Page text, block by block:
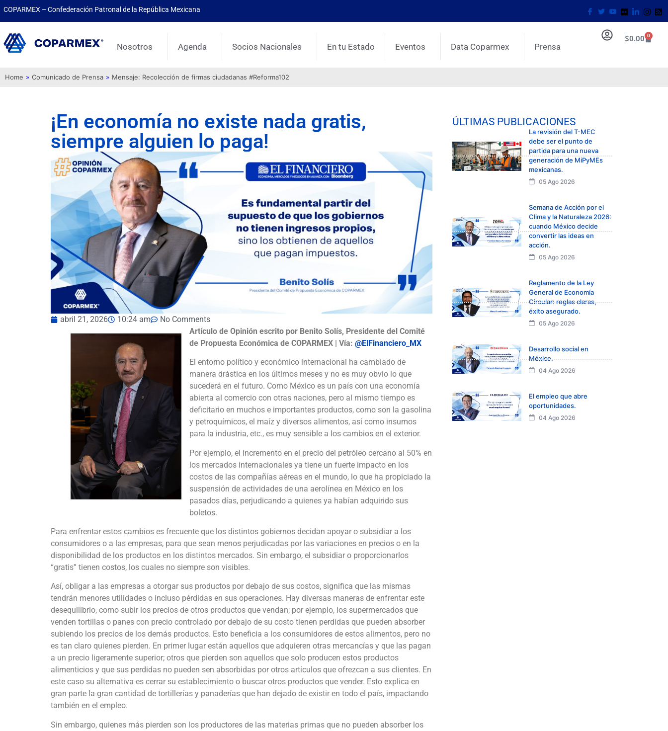
COPARMEX – Confederación Patronal de la República Mexicana
Nosotros Agenda Socios Nacionales En tu Estado Eventos Data Coparmex Prensa
$0.00 0
Home » Comunicado de Prensa » Mensaje: Recolección de firmas ciudadanas #Reforma102
¡En economía no existe nada gratis,
siempre alguien lo paga!
abril 21, 2026 10:24 am
No Comments
Artículo de Opinión escrito por Benito Solís, Presidente del Comité
de Propuesta Económica de COPARMEX | Vía: @ElFinanciero_MX
El entorno político y económico internacional ha cambiado de
manera drástica en los últimos meses y no es muy obvio lo que
sucederá en el futuro. Como México es un país con una economía
abierta al comercio con otras naciones, pero al mismo tiempo es
deficitario en muchos e importantes productos, como son la gasolina
y petroquímicos, el maíz y diversos alimentos, así como insumos
para la industria, etc., es muy sensible a los cambios en el exterior.
Por ejemplo, el incremento en el precio del petróleo cercano al 50% en
los mercados internacionales ya tiene un fuerte impacto en los
costos de las compañías aéreas en el mundo, lo que ha propiciado la
suspensión de actividades de una aerolínea en México en los
pasados días, perjudicando a quienes ya habían adquirido sus
boletos.
Para enfrentar estos cambios es frecuente que los distintos gobiernos decidan apoyar o subsidiar a los
consumidores o a las empresas, para que sean menos perjudicadas por las variaciones en precios o en la
disponibilidad de los productos en los distintos mercados. Sin embargo, el subsidiar o proporcionarlos
“gratis” tienen costos, los cuales no siempre son visibles.
Así, obligar a las empresas a otorgar sus productos por debajo de sus costos, significa que las mismas
tendrán menores utilidades o incluso pérdidas en sus operaciones. Hay diversas maneras de enfrentar este
desequilibrio, como subir los precios de otros productos que vendan; por ejemplo, los supermercados que
venden tortillas o panes con precio controlado por debajo de su costo tienen perdidas que pueden absorber
subiendo los precios de los demás productos. Esto beneficia a los consumidores de estos alimentos, pero no
es tan claro quienes pierden. En primer lugar están aquellos que adquieren otras mercancías y que las pagan
a un precio ligeramente superior; otros que pierden son aquellos que solo producen estos productos
alimenticios y que sus perdidas no pueden sen absorbidas por otros artículos que ofrezcan a sus clientes. En
este caso su alternativa es cerrar su establecimiento o buscar otros productos que vender. Esto explica en
gran parte la gran cantidad de tortillerías y panaderías que han dejado de existir en todo el país, impactando
también en el empleo.
Sin embargo, quienes más pierden son los productores de las materias primas que no pueden absorber los
ÚLTIMAS PUBLICACIONES
La revisión del T-MEC
debe ser el punto de
partida para una nueva
generación de MiPyMEs
mexicanas.
05 Ago 2026
Semana de Acción por el
Clima y la Naturaleza 2026:
cuando México decide
convertir las ideas en
acción.
05 Ago 2026
Reglamento de la Ley
General de Economía
Circular: reglas claras,
éxito asegurado.
05 Ago 2026
Desarrollo social en
México.
04 Ago 2026
El empleo que abre
oportunidades.
04 Ago 2026